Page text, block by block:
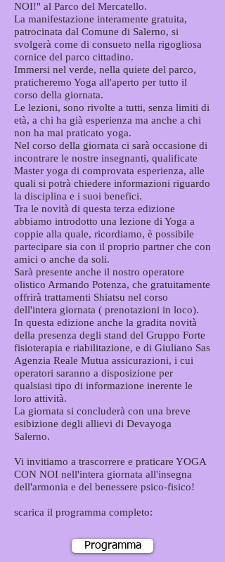
NOI!" al Parco del Mercatello.
La manifestazione interamente gratuita,
patrocinata dal Comune di Salerno, si
svolgerà come di consueto nella rigogliosa
cornice del parco cittadino.
Immersi nel verde, nella quiete del parco,
praticheremo Yoga all'aperto per tutto il
corso della giornata.
Le lezioni, sono rivolte a tutti, senza limiti di
età, a chi ha già esperienza ma anche a chi
non ha mai praticato yoga.
Nel corso della giornata ci sarà occasione di
incontrare le nostre insegnanti, qualificate
Master yoga di comprovata esperienza, alle
quali si potrà chiedere informazioni riguardo
la disciplina e i suoi benefici.
Tra le novità di questa terza edizione
abbiamo introdotto una lezione di Yoga a
coppie alla quale, ricordiamo, è possibile
partecipare sia con il proprio partner che con
amici o anche da soli.
Sarà presente anche il nostro operatore
olistico Armando Potenza, che gratuitamente
offrirà trattamenti Shiatsu nel corso
dell'intera giornata ( prenotazioni in loco).
In questa edizione anche la gradita novità
della presenza degli stand del Gruppo Forte
fisioterapia e riabilitazione, e di Giuliano Sas
Agenzia Reale Mutua assicurazioni, i cui
operatori saranno a disposizione per
qualsiasi tipo di informazione inerente le
loro attività.
La giornata si concluderà con una breve
esibizione degli allievi di Devayoga
Salerno.
Vi invitiamo a trascorrere e praticare YOGA
CON NOI nell'intera giornata all'insegna
dell'armonia e del benessere psico-fisico!
scarica il programma completo:
Programma